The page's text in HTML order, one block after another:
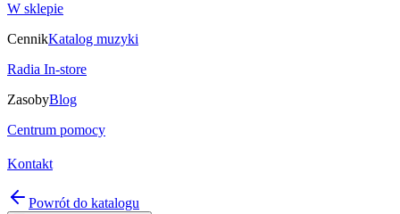
W sklepie
CennikKatalog muzyki
Radia In-store
ZasobyBlog
Centrum pomocy
Kontakt
Powrót do katalogu